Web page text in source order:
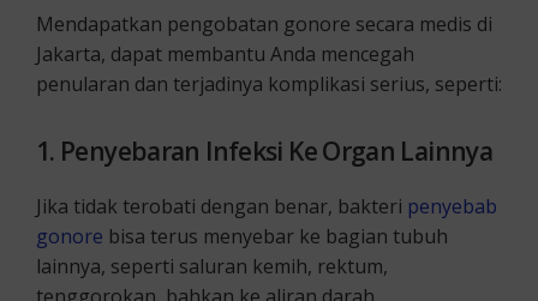
Mendapatkan pengobatan gonore secara medis di
Jakarta, dapat membantu Anda mencegah
penularan dan terjadinya komplikasi serius, seperti:
1. Penyebaran Infeksi Ke Organ Lainnya
Jika tidak terobati dengan benar, bakteri penyebab
gonore bisa terus menyebar ke bagian tubuh
lainnya, seperti saluran kemih, rektum,
tenggorokan, bahkan ke aliran darah.